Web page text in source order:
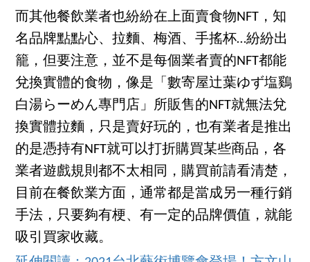
而其他餐飲業者也紛紛在上面賣食物NFT，知
名品牌點點心、拉麵、梅酒、手搖杯…紛紛出
籠，但要注意，並不是每個業者賣的NFT都能
兌換實體的食物，像是「數寄屋辻葉ゆず塩鷄
白湯らーめん專門店」所販售的NFT就無法兌
換實體拉麵，只是賣好玩的，也有業者是推出
的是憑持有NFT就可以打折購買某些商品，各
業者遊戲規則都不太相同，購買前請看清楚，
目前在餐飲業方面，通常都是當成另一種行銷
手法，只要夠有梗、有一定的品牌價值，就能
吸引買家收藏。